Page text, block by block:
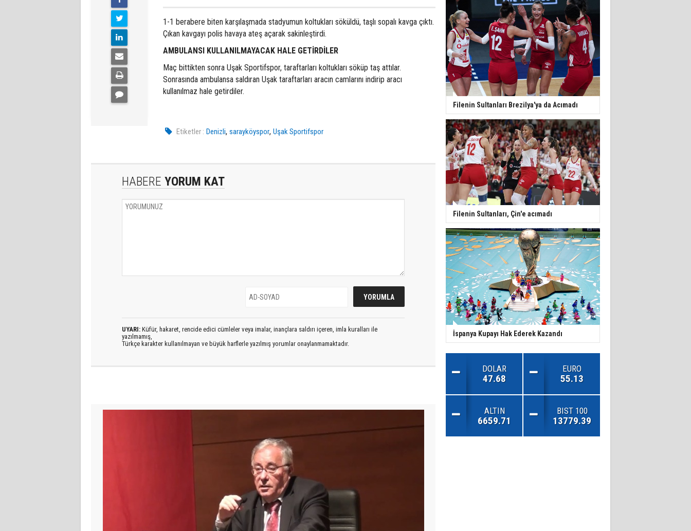
1-1 berabere biten karşılaşmada stadyumun koltukları söküldü, taşlı sopalı kavga çıktı.
Çıkan kavgayı polis havaya ateş açarak sakinleştirdi.
AMBULANSI KULLANILMAYACAK HALE GETİRDİLER
Maç bittikten sonra Uşak Sportifspor, taraftarları koltukları söküp taş attılar.
Sonrasında ambulansa saldıran Uşak taraftarları aracın camlarını indirip aracı
kullanılmaz hale getirdiler.
Etiketler : Denizli,sarayköyspor,Uşak Sportifspor
HABERE YORUM KAT
UYARI: Küfür, hakaret, rencide edici cümleler veya imalar, inançlara saldırı içeren, imla kuralları ile
yazılmamış,
Türkçe karakter kullanılmayan ve büyük harflerle yazılmış yorumlar onaylanmamaktadır.
Filenin Sultanları Brezilya'ya da Acımadı
Filenin Sultanları, Çin'e acımadı
İspanya Kupayı Hak Ederek Kazandı
DOLAR
47.68
EURO
55.13
ALTIN
6659.71
BIST 100
13779.39